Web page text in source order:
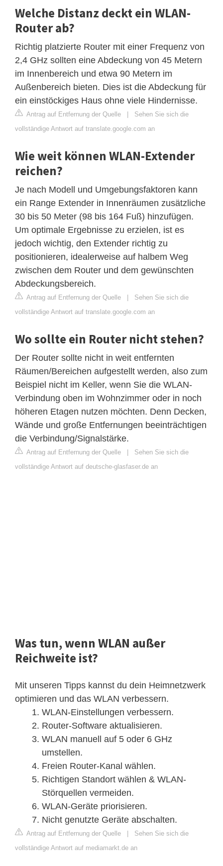
Welche Distanz deckt ein WLAN-
Router ab?
Richtig platzierte Router mit einer Frequenz von
2,4 GHz sollten eine Abdeckung von 45 Metern
im Innenbereich und etwa 90 Metern im
Außenbereich bieten. Dies ist die Abdeckung für
ein einstöckiges Haus ohne viele Hindernisse.
Antrag auf Entfernung der Quelle | Sehen Sie sich die
vollständige Antwort auf translate.google.com an
Wie weit können WLAN-Extender
reichen?
Je nach Modell und Umgebungsfaktoren kann
ein Range Extender in Innenräumen zusätzliche
30 bis 50 Meter (98 bis 164 Fuß) hinzufügen.
Um optimale Ergebnisse zu erzielen, ist es
jedoch wichtig, den Extender richtig zu
positionieren, idealerweise auf halbem Weg
zwischen dem Router und dem gewünschten
Abdeckungsbereich.
Antrag auf Entfernung der Quelle | Sehen Sie sich die
vollständige Antwort auf translate.google.com an
Wo sollte ein Router nicht stehen?
Der Router sollte nicht in weit entfernten
Räumen/Bereichen aufgestellt werden, also zum
Beispiel nicht im Keller, wenn Sie die WLAN-
Verbindung oben im Wohnzimmer oder in noch
höheren Etagen nutzen möchten. Denn Decken,
Wände und große Entfernungen beeinträchtigen
die Verbindung/Signalstärke.
Antrag auf Entfernung der Quelle | Sehen Sie sich die
vollständige Antwort auf deutsche-glasfaser.de an
Was tun, wenn WLAN außer
Reichweite ist?
Mit unseren Tipps kannst du dein Heimnetzwerk
optimieren und das WLAN verbessern.
WLAN-Einstellungen verbessern.
Router-Software aktualisieren.
WLAN manuell auf 5 oder 6 GHz
umstellen.
Freien Router-Kanal wählen.
Richtigen Standort wählen & WLAN-
Störquellen vermeiden.
WLAN-Geräte priorisieren.
Nicht genutzte Geräte abschalten.
Antrag auf Entfernung der Quelle | Sehen Sie sich die
vollständige Antwort auf mediamarkt.de an